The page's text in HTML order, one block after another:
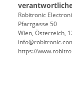
Robitronic
Pfarrgasse 50
Wien, Österreich,
https://